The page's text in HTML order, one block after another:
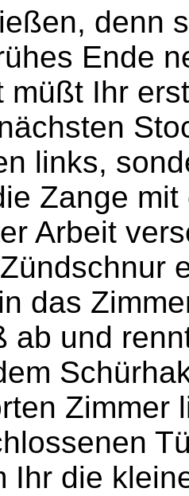
denn
Ende
müßt Ihr
links,
Zange
Arbeit
das
ab und
Zimmer
Ihr die